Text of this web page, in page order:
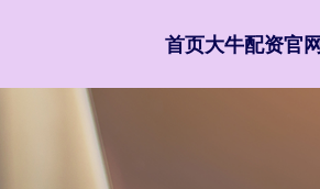
首页大牛配资官